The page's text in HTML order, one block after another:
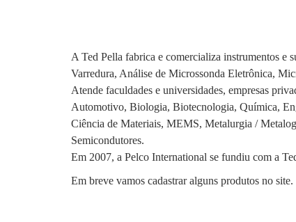
A Ted Pella fabrica e comercializa instrumentos e
Varredura, Análise de Microssonda Eletrônica,
Atende faculdades e universidades, empresas
Automotivo, Biologia, Biotecnologia, Química,
Ciência de Materiais, MEMS, Metalurgia /
Semicondutores.
Em 2007, a Pelco International se fundiu com a
Em breve vamos cadastrar alguns produtos no site.